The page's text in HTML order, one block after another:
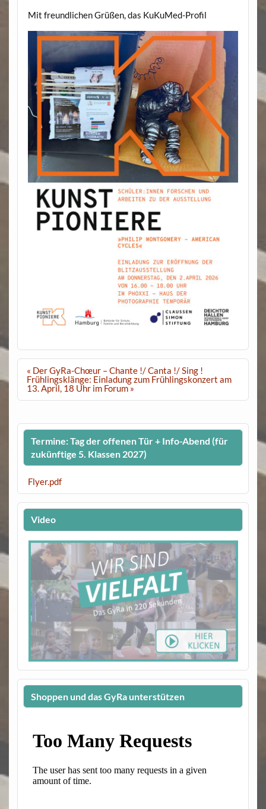
Mit freundlichen Grüßen, das KuKuMed-Profil
Beitragsnavigation
« Der GyRa-Chœur – Chante !/ Canta !/ Sing !
Frühlingsklänge: Einladung zum Frühlingskonzert am
13. April, 18 Uhr im Forum »
Termine: Tag der offenen Tür + Info-Abend (für
zukünftige 5. Klassen 2027)
Flyer.pdf
Video
Shoppen und das GyRa unterstützen